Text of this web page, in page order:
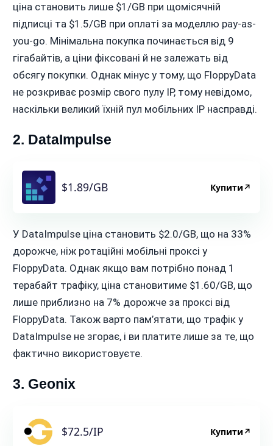
ціна становить лише $1/GB при щомісячній
підписці та $1.5/GB при оплаті за моделлю pay-as-
you-go. Мінімальна покупка починається від 9
гігабайтів, а ціни фіксовані й не залежать від
обсягу покупки. Однак мінус у тому, що FloppyData
не розкриває розмір свого пулу IP, тому невідомо,
наскільки великий їхній пул мобільних IP насправді.
2. DataImpulse
$1.89/GB Купити ↗
У DataImpulse ціна становить $2.0/GB, що на 33%
дорожче, ніж ротаційні мобільні проксі у
FloppyData. Однак якщо вам потрібно понад 1
терабайт трафіку, ціна становитиме $1.60/GB, що
лише приблизно на 7% дорожче за проксі від
FloppyData. Також варто пам’ятати, що трафік у
DataImpulse не згорає, і ви платите лише за те, що
фактично використовуєте.
3. Geonix
$72.5/IP Купити ↗